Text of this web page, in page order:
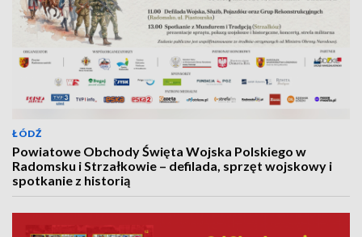
ŁÓDŹ
Powiatowe Obchody Święta Wojska Polskiego w
Radomsku i Strzałkowie – defilada, sprzęt wojskowy i
spotkanie z historią